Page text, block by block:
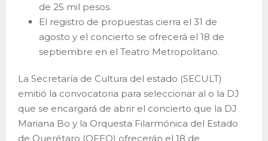
de 25 mil pesos.
El registro de propuestas cierra el 31 de
agosto y el concierto se ofrecerá el 18 de
septiembre en el Teatro Metropolitano.
La Secretaría de Cultura del estado (SECULT)
emitió la convocatoria para seleccionar al o la DJ
que se encargará de abrir el concierto que la DJ
Mariana Bo y la Orquesta Filarmónica del Estado
de Querétaro (OFEQ) ofrecerán el 18 de